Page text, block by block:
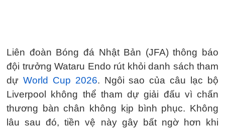
Liên đoàn Bóng đá Nhật Bản (JFA) thông báo
đội trưởng Wataru Endo rút khỏi danh sách tham
dự World Cup 2026. Ngôi sao của câu lạc bộ
Liverpool không thể tham dự giải đấu vì chấn
thương bàn chân không kịp bình phục. Không
lâu sau đó, tiền vệ này gây bất ngờ hơn khi